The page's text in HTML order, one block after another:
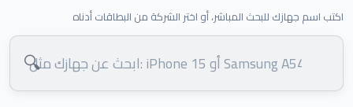
اكتب اسم جهازك للبحث المباشر، أو اختر الشركة من البطاقات أدناه
🔍